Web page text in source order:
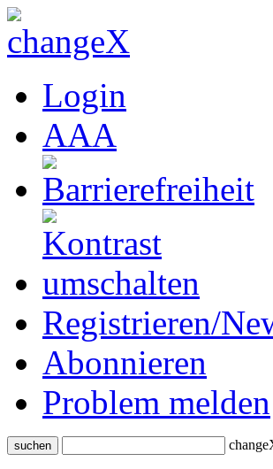
Login
AAA
Registrieren/
Abonnieren
Problem melden
suchen